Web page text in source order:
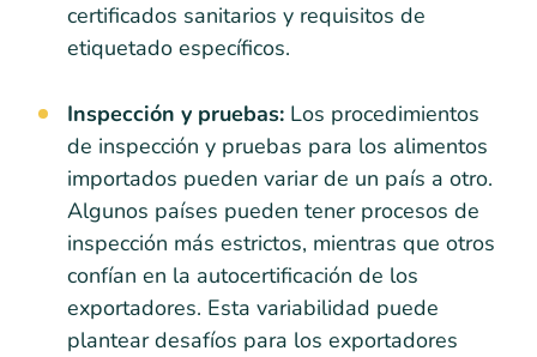
certificados sanitarios y requisitos de
etiquetado específicos.
Inspección y pruebas: Los procedimientos
de inspección y pruebas para los alimentos
importados pueden variar de un país a otro.
Algunos países pueden tener procesos de
inspección más estrictos, mientras que otros
confían en la autocertificación de los
exportadores. Esta variabilidad puede
plantear desafíos para los exportadores